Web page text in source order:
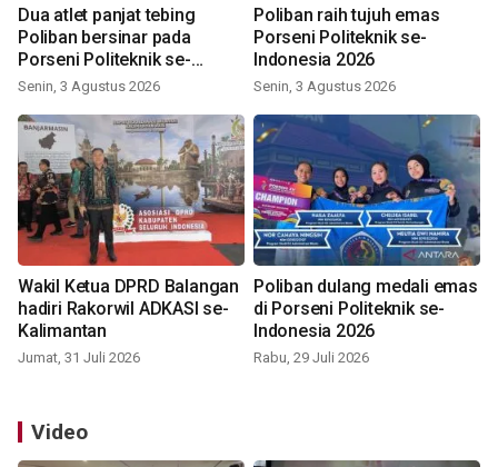
Dua atlet panjat tebing
Poliban bersinar pada
Porseni Politeknik se-
Indonesia 2026
Senin, 3 Agustus 2026
Poliban raih tujuh emas
Porseni Politeknik se-
Indonesia 2026
Senin, 3 Agustus 2026
Wakil Ketua DPRD Balangan
hadiri Rakorwil ADKASI se-
Kalimantan
Jumat, 31 Juli 2026
Poliban dulang medali emas
di Porseni Politeknik se-
Indonesia 2026
Rabu, 29 Juli 2026
Video